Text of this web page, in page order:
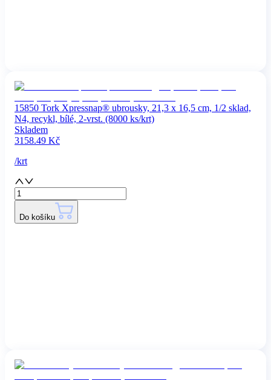
15850 Tork Xpressnap® ubrousky, 21,3 x 16,5 cm, 1/2 sklad,
N4, recykl, bílé, 2-vrst. (8000 ks/krt)
Skladem
3158.49 Kč
/krt
Do košíku